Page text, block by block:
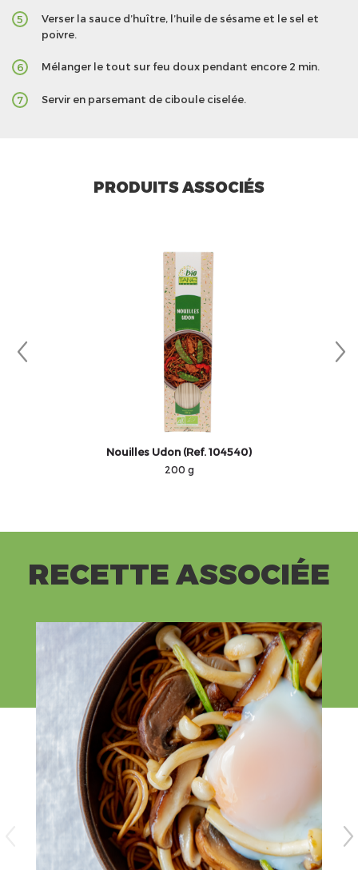
5
Verser la sauce d’huître, l’huile de sésame et le sel et
poivre.
6 Mélanger le tout sur feu doux pendant encore 2 min.
7 Servir en parsemant de ciboule ciselée.
PRODUITS ASSOCIÉS
Nouilles Udon (Ref. 104540)
200 g
RECETTE ASSOCIÉE